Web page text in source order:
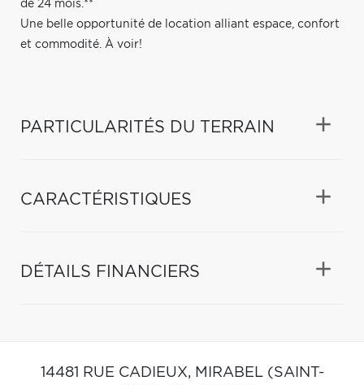
de 24 mois.**
Une belle opportunité de location alliant espace, confort
et commodité. À voir!
PARTICULARITÉS DU TERRAIN
CARACTÉRISTIQUES
DÉTAILS FINANCIERS
14481 RUE CADIEUX, MIRABEL (SAINT-